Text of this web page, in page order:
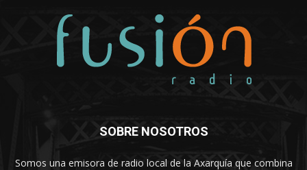
SOBRE NOSOTROS
Somos una emisora de radio local de la Axarquía que combina